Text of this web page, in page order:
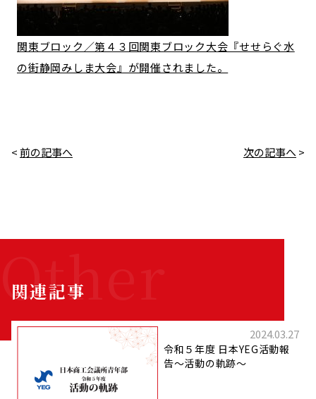
関東ブロック／第４３回関東ブロック大会『せせらぐ水
の街静岡みしま大会』が開催されました。
<前の記事へ 次の記事へ >
関連記事
2024.03.27
令和５年度 日本YEG活動報
告～活動の軌跡～